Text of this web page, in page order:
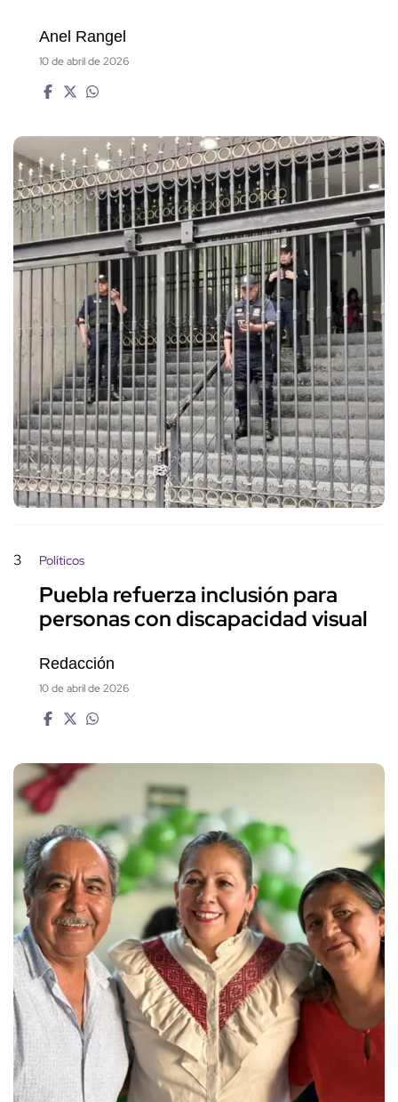
Anel Rangel
10 de abril de 2026
3 Políticos
Puebla refuerza inclusión para
personas con discapacidad visual
Redacción
10 de abril de 2026